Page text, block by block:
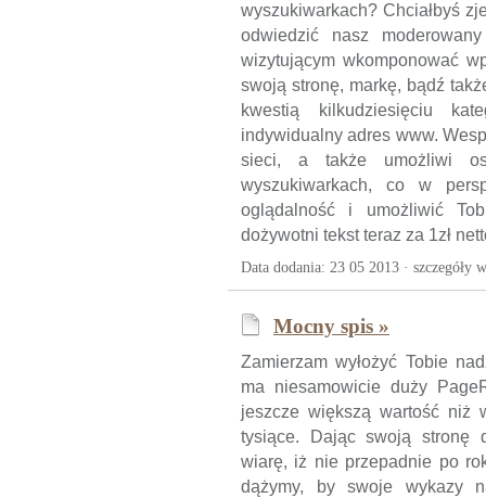
wyszukiwarkach? Chciałbyś
odwiedzić nasz
wizytującym wkomponować
swoją stronę, markę, bądź
kwestią kilkudziesięciu
indywidualny adres www.
sieci, a także umożliwi
wyszukiwarkach, co w
oglądalność i umożliwić
dożywotni tekst teraz za 1zł
Data dodania: 23 05 2013 · szczegóły
Mocny spis »
Zamierzam wyłożyć Tobie
ma niesamowicie duży
jeszcze większą wartość niż
tysiące. Dając swoją stronę
wiarę, iż nie przepadnie po
dążymy, by swoje wykazy